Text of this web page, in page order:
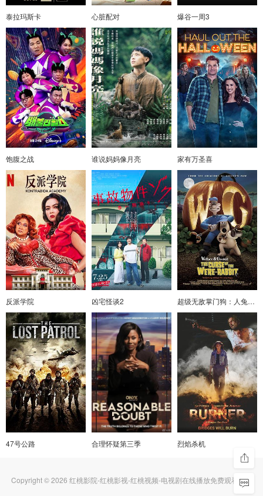
泰拉玛斯卡 心脏配对 爆谷一周3
饱腹之战 谁说妈妈像月亮 家有万圣喜
反派学院 凶宅怪谈2 超级无敌掌门狗：人兔的诅咒
47号公路 合理怀疑第三季 烈焰杀机
Copyright © 2026 红桃影院-红桃影视-红桃视频-电视剧在线播放免费观看高清